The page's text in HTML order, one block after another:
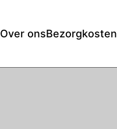
Over onsBezorgkosten